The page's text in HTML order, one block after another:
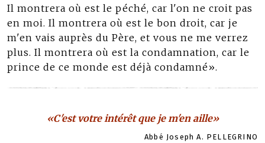
Il montrera où est le péché, car l'on ne croit pas
en moi. Il montrera où est le bon droit, car je
m'en vais auprès du Père, et vous ne me verrez
plus. Il montrera où est la condamnation, car le
prince de ce monde est déjà condamné».
«C'est votre intérêt que je m'en aille»
Abbé Joseph A. PELLEGRINO